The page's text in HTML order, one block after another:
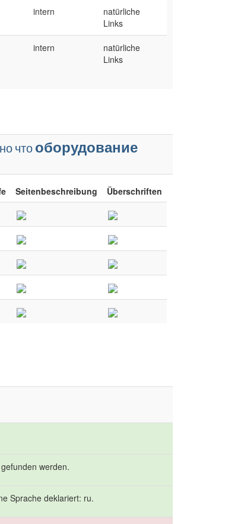
intern
natürliche
Links
intern
natürliche
Links
чтооборудование
Seitenbeschreibung
Überschriften
werden.
Sprache deklariert: ru.